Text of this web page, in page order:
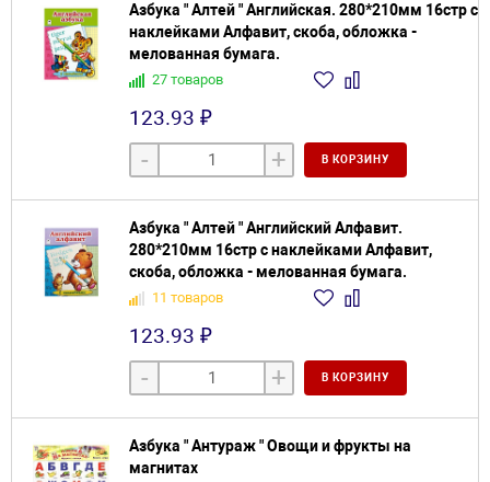
Азбука " Алтей " Английская. 280*210мм 16стр с
наклейками Алфавит, скоба, обложка -
мелованная бумага.
27 товаров
123.93 ₽
- + В КОРЗИНУ
Азбука " Алтей " Английский Алфавит.
280*210мм 16стр с наклейками Алфавит,
скоба, обложка - мелованная бумага.
11 товаров
123.93 ₽
- + В КОРЗИНУ
Азбука " Антураж " Овощи и фрукты на
магнитах